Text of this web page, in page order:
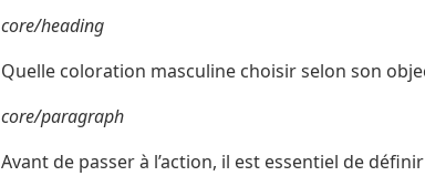
core/heading
Quelle coloration masculine choisir selon son
core/paragraph
Avant de passer à l’action, il est essentiel de